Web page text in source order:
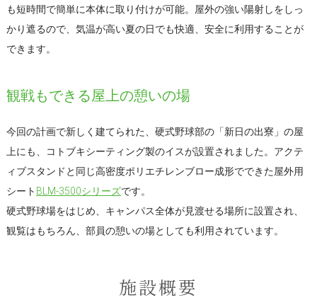
も短時間で簡単に本体に取り付けが可能。屋外の強い陽射しをしっ
かり遮るので、気温が高い夏の日でも快適、安全に利用することが
できます。
観戦もできる屋上の憩いの場
今回の計画で新しく建てられた、硬式野球部の「新日の出寮」の屋
上にも、コトブキシーティング製のイスが設置されました。アクテ
ィブスタンドと同じ高密度ポリエチレンブロー成形でできた屋外用
シート BLM-3500シリーズです。
硬式野球場をはじめ、キャンパス全体が見渡せる場所に設置され、
観覧はもちろん、部員の憩いの場としても利用されています。
施設概要